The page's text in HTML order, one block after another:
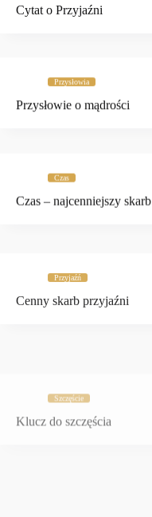
Cytat o Przyjaźni
Przysłowia
Przysłowie o mądrości
Czas
Czas – najcenniejszy skarb
Cenny skarb przyjaźni